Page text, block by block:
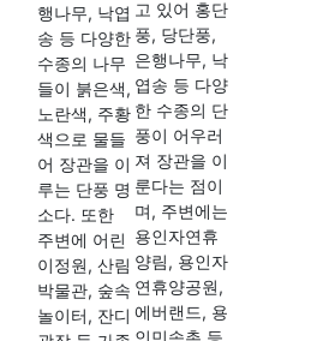
행나무, 낙엽
송 등 다양한
수종의 나무
들이 붉은색,
노란색, 주황
색으로 물들
어 장관을 이
루는 단풍 명
소다. 또한
주변에 어린
이정원, 산림
박물관, 숲속
놀이터, 잔디
고 있어 홍단
풍, 당단풍,
은행나무, 낙
엽송 등 다양
한 수종의 단
풍이 어우러
져 장관을 이
룬다는 점이
며, 주변에는
용인자연휴
양림, 용인자
연휴양공원,
에버랜드, 용